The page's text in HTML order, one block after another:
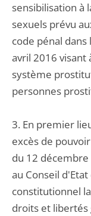
sensibilisation à
sexuels prévu
code pénal
avril 2016
système
personnes
3. En premier
excès de
du 12
au Conseil
constitutionnel
droits et libertés